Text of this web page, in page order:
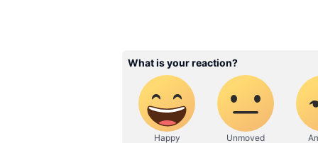
ప్రపంచ ఆరోగ్య సంస్థ ప్రకారం..